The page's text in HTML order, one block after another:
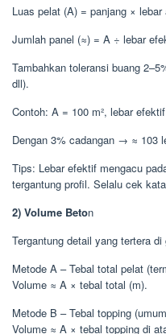
Luas pelat (A) = panjang × lebar
Jumlah panel (≈) = A ÷ lebar
Tambahkan toleransi buang
dll).
Contoh: A = 100 m², lebar
Dengan 3% cadangan → ≈ 103
Tips: Lebar efektif mengacu
tergantung profil. Selalu cek
2) Volume Beton
Tergantung detail yang tertera di
Metode A – Tebal total pelat
Volume ≈ A × tebal total (m).
Metode B – Tebal topping
Volume ≈ A × tebal topping di